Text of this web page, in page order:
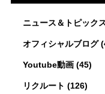
ニュース＆トピック
オフィシャルブログ
Youtube動画(45)
リクルート (126)